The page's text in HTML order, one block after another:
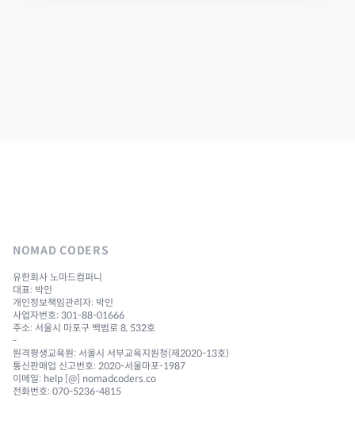
NOMAD CODERS
유한회사 노마드컴퍼니
대표: 박인
개인정보책임관리자: 박인
사업자번호: 301-88-01666
주소: 서울시 마포구 백범로 8, 532호
-
원격평생교육원: 서울시 서부교육지원청(제2020-13호)
통신판매업 신고번호: 2020-서울마포-1987
이메일: help [@] nomadcoders.co
전화번호: 070-5236-4815